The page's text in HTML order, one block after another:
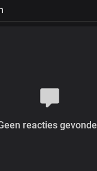
reacties